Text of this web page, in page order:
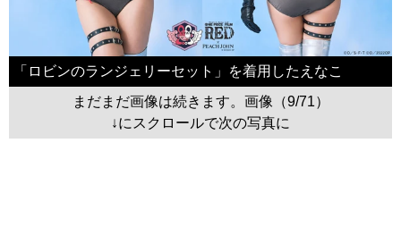
「ロビンのランジェリーセット」を着用したえなこ
まだまだ画像は続きます。画像（9/71）
↓にスクロールで次の写真に